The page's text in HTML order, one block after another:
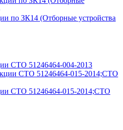
по ЗК14 (Отборные устройства
СТО 51246464-004-2013
СТО 51246464-015-2014;СТО